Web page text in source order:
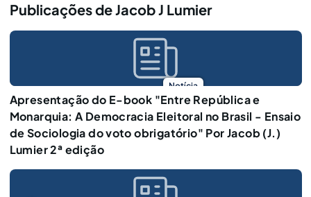
Publicações de Jacob J Lumier
Notícia
Apresentação do E-book "Entre República e
Monarquia: A Democracia Eleitoral no Brasil - Ensaio
de Sociologia do voto obrigatório" Por Jacob (J.)
Lumier 2ª edição